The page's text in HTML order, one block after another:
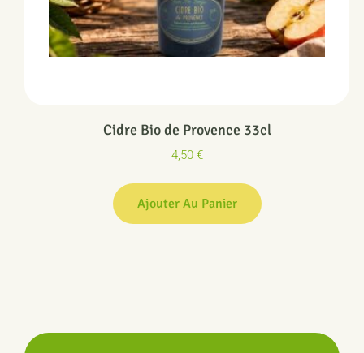
Cidre Bio de Provence 33cl
4,50 €
Ajouter Au Panier